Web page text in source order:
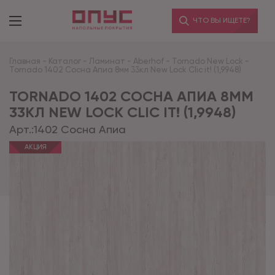
ЧТО ВЫ ИЩЕТЕ?
Главная - Каталог - Ламинат - Aberhof - Tornado New Lock -
Tornado 1402 Сосна Апиа 8мм 33кл New Lock Clic it! (1,9948)
TORNADO 1402 СОСНА АПИА 8ММ
33КЛ NEW LOCK CLIC IT! (1,9948)
Арт.:1402 Сосна Апиа
АКЦИЯ